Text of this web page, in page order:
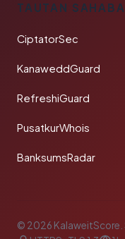
TAUTAN
CiptatorSec
KanaweddGuard
RefreshiGuard
PusatkurWhois
BanksumsRadar
© 2026 KalaweitScore.